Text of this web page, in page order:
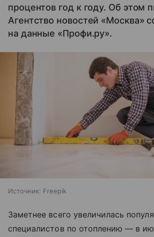
процентов год к году. Об этом
Агентство новостей «Москва»
на данные «Профи.ру».
Источник: Freepik
Заметнее всего увеличилась
специалистов по отоплению — в